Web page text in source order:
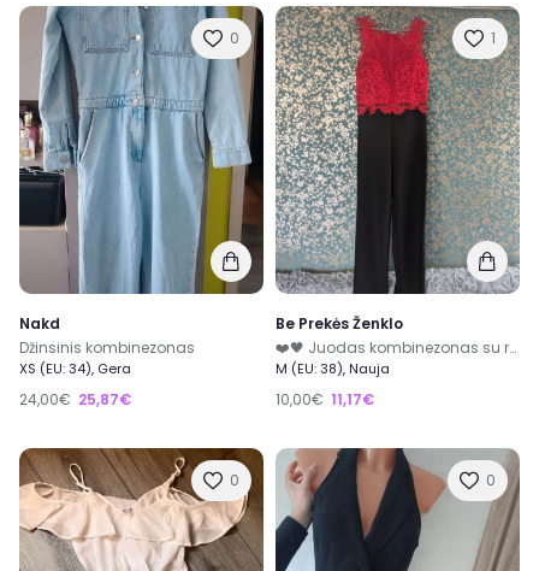
0
Nakd
Džinsinis kombinezonas
XS (EU: 34), Gera
24,00€ 25,87€
1
Be Prekės Ženklo
❤️🖤 Juodas kombinezonas su ryškiai raudonais nėriniais – naujas, M dydis 🖤❤️
M (EU: 38), Nauja
10,00€ 11,17€
0 0